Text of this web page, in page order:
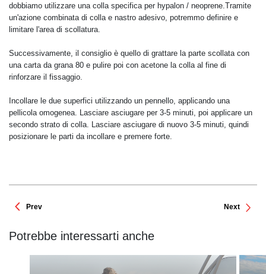
dobbiamo utilizzare una colla specifica per hypalon / neoprene.Tramite
un'azione combinata di colla e nastro adesivo, potremmo definire e
limitare l'area di scollatura.
Successivamente, il consiglio è quello di grattare la parte scollata con
una carta da grana 80 e pulire poi con acetone la colla al fine di
rinforzare il fissaggio.
Incollare le due superfici utilizzando un pennello, applicando una
pellicola omogenea. Lasciare asciugare per 3-5 minuti, poi applicare un
secondo strato di colla. Lasciare asciugare di nuovo 3-5 minuti, quindi
posizionare le parti da incollare e premere forte.
Prev Next
Potrebbe interessarti anche